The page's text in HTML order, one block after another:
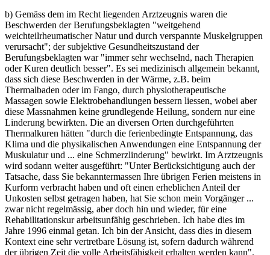
b) Gemäss dem im Recht liegenden Arztzeugnis waren die
Beschwerden der Berufungsbeklagten "weitgehend
weichteilrheumatischer Natur und durch verspannte Muskelgruppen
verursacht"; der subjektive Gesundheitszustand der
Berufungsbeklagten war "immer sehr wechselnd, nach Therapien
oder Kuren deutlich besser". Es sei medizinisch allgemein bekannt,
dass sich diese Beschwerden in der Wärme, z.B. beim
Thermalbaden oder im Fango, durch physiotherapeutische
Massagen sowie Elektrobehandlungen bessern liessen, wobei aber
diese Massnahmen keine grundlegende Heilung, sondern nur eine
Linderung bewirkten. Die an diversen Orten durchgeführten
Thermalkuren hätten "durch die ferienbedingte Entspannung, das
Klima und die physikalischen Anwendungen eine Entspannung der
Muskulatur und ... eine Schmerzlinderung" bewirkt. Im Arztzeugnis
wird sodann weiter ausgeführt: "Unter Berücksichtigung auch der
Tatsache, dass Sie bekanntermassen Ihre übrigen Ferien meistens in
Kurform verbracht haben und oft einen erheblichen Anteil der
Unkosten selbst getragen haben, hat Sie schon mein Vorgänger ...
zwar nicht regelmässig, aber doch hin und wieder, für eine
Rehabilitationskur arbeitsunfähig geschrieben. Ich habe dies im
Jahre 1996 einmal getan. Ich bin der Ansicht, dass dies in diesem
Kontext eine sehr vertretbare Lösung ist, sofern dadurch während
der übrigen Zeit die volle Arbeitsfähigkeit erhalten werden kann".